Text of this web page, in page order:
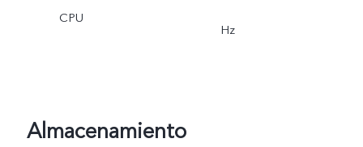
CPU
Hz
Almacenamiento